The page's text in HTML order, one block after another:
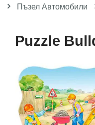
Пъзел Автомобили
Puzzle